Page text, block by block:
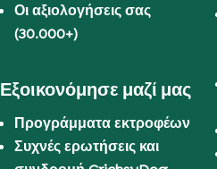
Οι αξιολογήσεις σας
(30.000+)
Εξοικονόμησε μαζί μας
Προγράμματα εκτροφέων
Συχνές ερωτήσεις και